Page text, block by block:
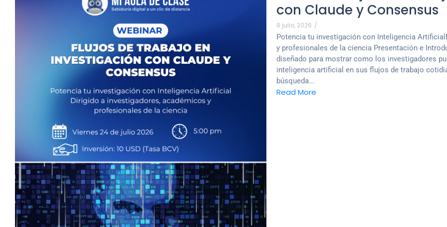
con Claude y Consensus
8 julio, 2026 /
Potencia tu investigación con Inteligencia
y profesionales de la ciencia Presentación e
diseñado para mostrar como los investigadores
inteligencia artificial en sus flujos de trabajo
búsqueda...
Read More